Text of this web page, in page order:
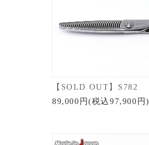
【SOLD OUT】S782
89,000円(税込97,900円)